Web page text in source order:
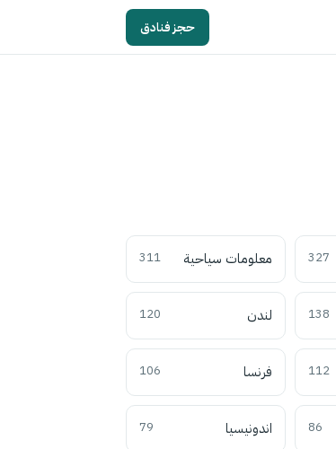
حجز فنادق
327 معلومات سياحية 311
138 لندن 120
112 فرنسا 106
86 اندونيسيا 79